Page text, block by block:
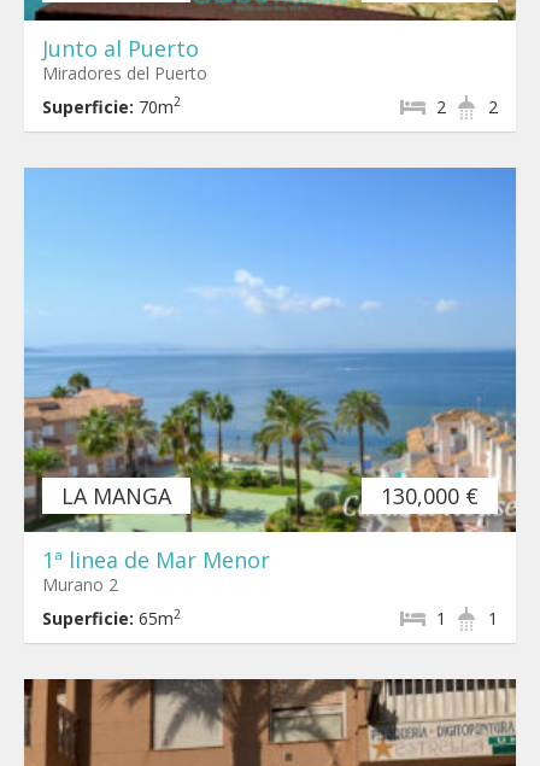
Junto al Puerto
Miradores del Puerto
Superficie: 70m2 2
2
LA MANGA 130,000 €
1ª linea de Mar Menor
Murano 2
Superficie: 65m2 1
1